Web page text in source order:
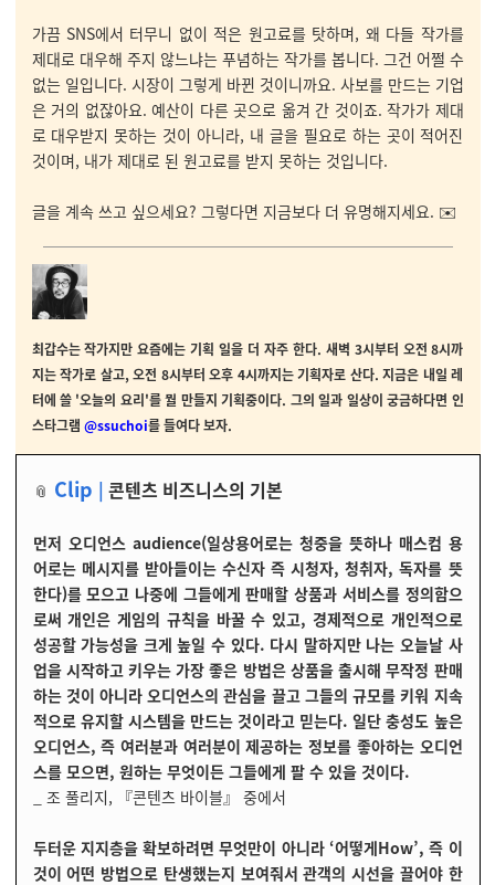
가끔 SNS에서 터무니 없이 적은 원고료를 탓하며, 왜 다들 작가를
제대로 대우해 주지 않느냐는 푸념하는 작가를 봅니다. 그건 어쩔 수
없는 일입니다. 시장이 그렇게 바뀐 것이니까요. 사보를 만드는 기업
은 거의 없잖아요. 예산이 다른 곳으로 옮겨 간 것이죠. 작가가 제대
로 대우받지 못하는 것이 아니라, 내 글을 필요로 하는 곳이 적어진
것이며, 내가 제대로 된 원고료를 받지 못하는 것입니다.
글을 계속 쓰고 싶으세요? 그렇다면 지금보다 더 유명해지세요. ✉️
최갑수는 작가지만 요즘에는 기획 일을 더 자주 한다. 새벽 3시부터 오전 8시까
지는 작가로 살고, 오전 8시부터 오후 4시까지는 기획자로 산다. 지금은 내일 레
터에 쓸 '오늘의 요리'를 뭘 만들지 기획중이다. 그의 일과 일상이 궁금하다면 인
스타그램 @ssuchoi를 들여다 보자.
📎 Clip | 콘텐츠 비즈니스의 기본
먼저 오디언스 audience(일상용어로는 청중을 뜻하나 매스컴 용
어로는 메시지를 받아들이는 수신자 즉 시청자, 청취자, 독자를 뜻
한다)를 모으고 나중에 그들에게 판매할 상품과 서비스를 정의함으
로써 개인은 게임의 규칙을 바꿀 수 있고, 경제적으로 개인적으로
성공할 가능성을 크게 높일 수 있다. 다시 말하지만 나는 오늘날 사
업을 시작하고 키우는 가장 좋은 방법은 상품을 출시해 무작정 판매
하는 것이 아니라 오디언스의 관심을 끌고 그들의 규모를 키워 지속
적으로 유지할 시스템을 만드는 것이라고 믿는다. 일단 충성도 높은
오디언스, 즉 여러분과 여러분이 제공하는 정보를 좋아하는 오디언
스를 모으면, 원하는 무엇이든 그들에게 팔 수 있을 것이다.
_ 조 풀리지,
『콘텐츠 바이블』 중에서
두터운 지지층을 확보하려면 무엇만이 아니라 ‘어떻게How’, 즉 이
것이 어떤 방법으로 탄생했는지 보여줘서 관객의 시선을 끌어야 한